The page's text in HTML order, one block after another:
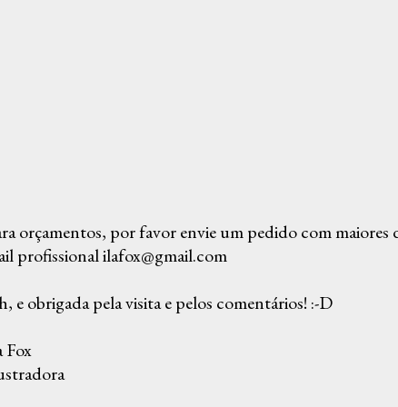
orçamentos, por favor envie um pedido com maiores
profissional ilafox@gmail.com
e obrigada pela visita e pelos comentários! :-D
Fox